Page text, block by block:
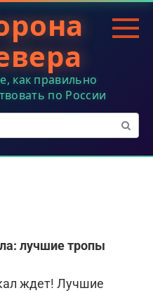
как правильно
по России
лучшие тропы
ждет! Лучшие